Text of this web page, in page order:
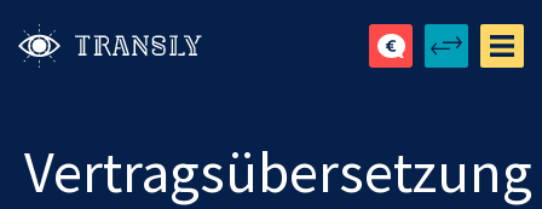
Vertragsübersetzung